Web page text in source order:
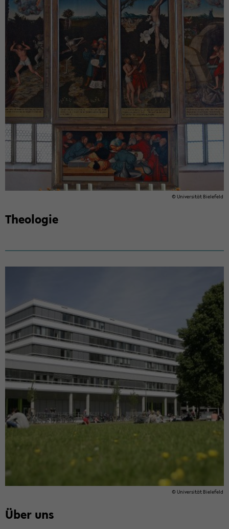
© Uni­ver­si­tät Bie­le­feld
Theo­lo­gie
© Uni­ver­si­tät Bie­le­feld
Über uns